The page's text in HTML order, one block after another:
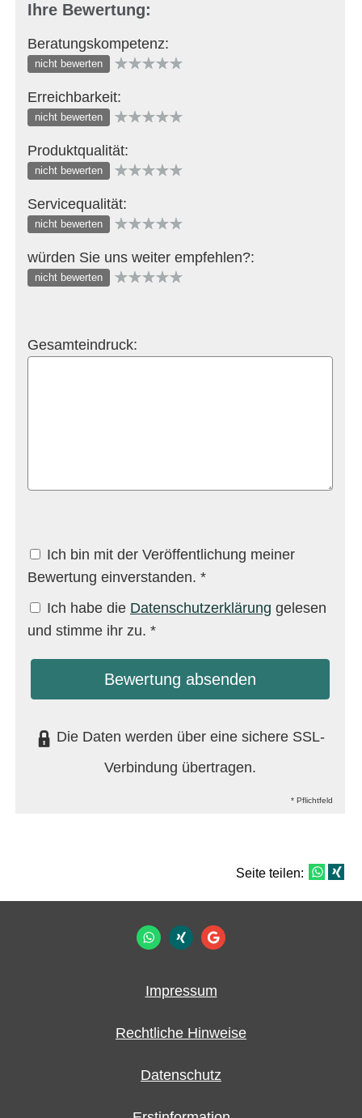
Ihre Bewertung:
Beratungskompetenz:
nicht bewerten
Erreichbarkeit:
nicht bewerten
Produktqualität:
nicht bewerten
Servicequalität:
nicht bewerten
würden Sie uns weiter empfehlen?:
nicht bewerten
Gesamteindruck:
Ich bin mit der Veröffentlichung meiner
Bewertung einverstanden. *
Ich habe die Datenschutzerklärung gelesen
und stimme ihr zu. *
Bewertung absenden
Die Daten werden über eine sichere SSL-
Verbindung übertragen.
* Pflichtfeld
Seite teilen:
Impressum
Rechtliche Hinweise
Datenschutz